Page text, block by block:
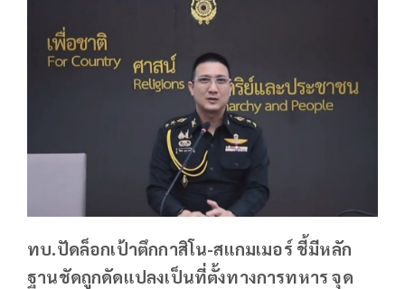
ทบ.ปัดล็อกเป้าตึกกาสิโน-สแกมเมอร์ ชี้มีหลัก
ฐานชัดถูกดัดแปลงเป็นที่ตั้งทางการทหาร จุด